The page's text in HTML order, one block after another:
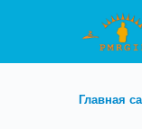
Главная